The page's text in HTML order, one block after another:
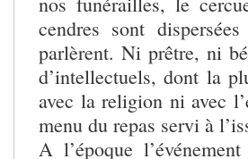
cendres sont
parlèrent. Ni prêtre, ni
d’intellectuels, dont la
avec la religion ni avec
menu du repas servi à
A l’époque